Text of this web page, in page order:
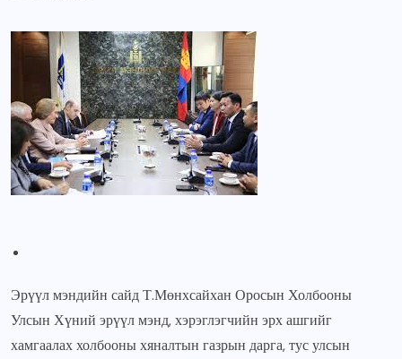
Эрүүл мэндийн сайд Т.Мөнхсайхан Оросын Холбооны
Улсын Хүний эрүүл мэнд, хэрэглэгчийн эрх ашгийг
хамгаалах холбооны хяналтын газрын дарга, тус улсын